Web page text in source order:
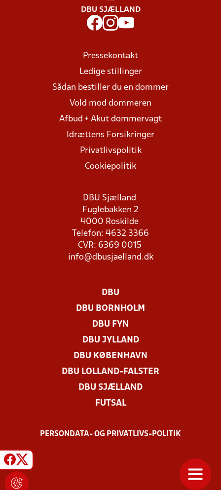
DBU SJÆLLAND
Pressekontakt
Ledige stillinger
Sådan bestiller du en dommer
Vold mod dommeren
Afbud + Akut dommervagt
Idrættens Forsikringer
Privatlivspolitik
Cookiepolitik
DBU Sjælland
Fuglebakken 2
4000 Roskilde
Telefon: 4632 3366
CVR: 6369 0015
info@dbusjaelland.dk
DBU
DBU BORNHOLM
DBU FYN
DBU JYLLAND
DBU KØBENHAVN
DBU LOLLAND-FALSTER
DBU SJÆLLAND
FUTSAL
PERSONDATA- OG PRIVATLIVS-POLITIK